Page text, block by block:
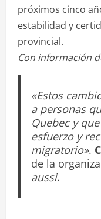
próximos cinco
estabilidad y
provincial.
Con información
«Estos
a personas
Quebec y
esfuerzo y
migratorio».
de la
aussi.